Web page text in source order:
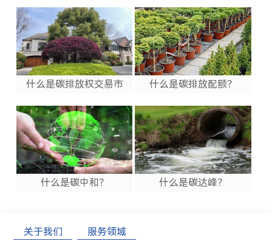
什么是碳排放权交易市
什么是碳排放配额？
什么是碳中和？ 什么是碳达峰？
关于我们
服务领域